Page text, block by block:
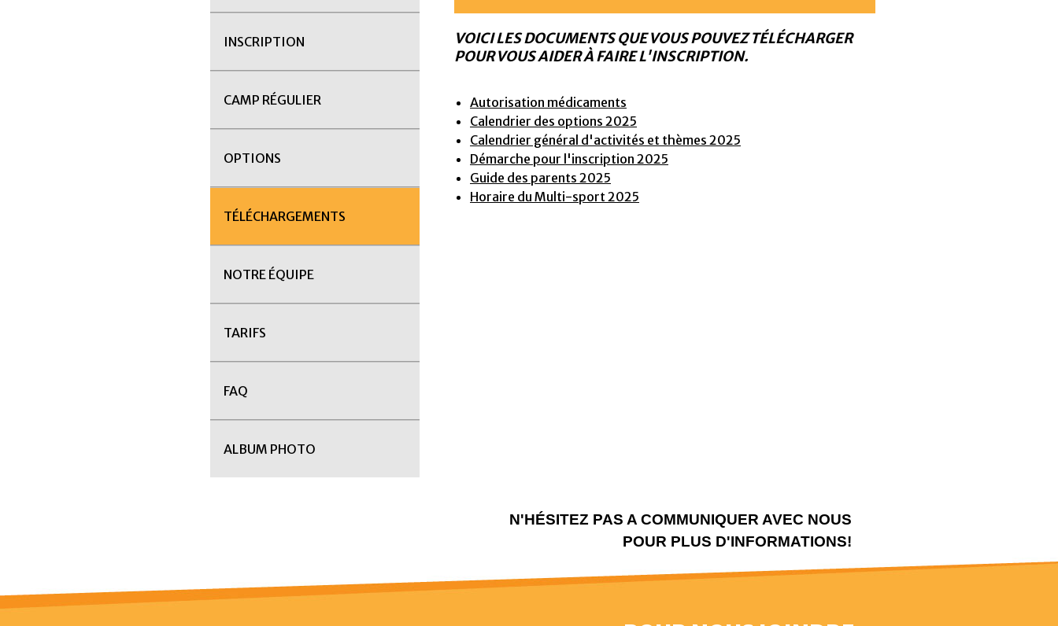
INSCRIPTION
CAMP RÉGULIER
OPTIONS
TÉLÉCHARGEMENTS
NOTRE ÉQUIPE
TARIFS
FAQ
ALBUM PHOTO
VOICI LES DOCUMENTS QUE VOUS POUVEZ TÉLÉCHARGER
POUR VOUS AIDER À FAIRE L'INSCRIPTION.
Autorisation médicaments
Calendrier des options 2025
Calendrier général d'activités et thèmes 2025
Démarche pour l'inscription 2025
Guide des parents 2025
Horaire du Multi-sport 2025
N'HÉSITEZ PAS A COMMUNIQUER AVEC NOUS
POUR PLUS D'INFORMATIONS!